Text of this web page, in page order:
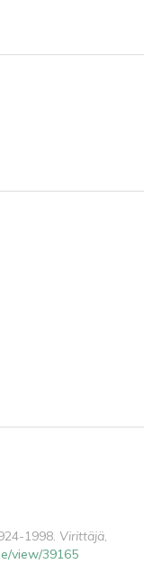
1998. Virittäjä,
view/39165